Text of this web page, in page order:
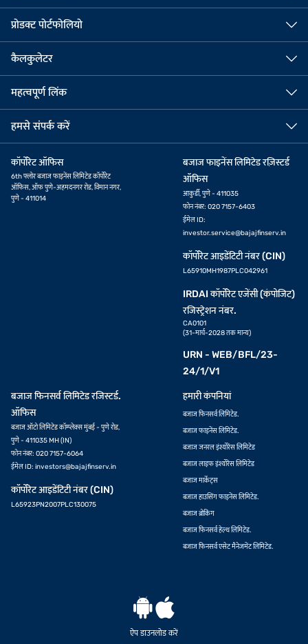
प्रोडक्ट पोर्टफोलियो
कैलकुलेटर
महत्वपूर्ण लिंक
हमसे संपर्क करें
कॉर्पोरेट ऑफिस
6th फ्लोर बजाज फाइनेंस लिमिटेड कॉर्पोरेट
ऑफिस, ऑफ पुणे-अहमदनगर रोड, विमान नगर,
पुणे - 411014
बजाज फाइनेंस लिमिटेड रज़िस्टर्ड
ऑफिस
आकुर्डी, पुणे - 411035
फोन नंबर: 020 7157-6403
ईमेल ID:
investor.service@bajajfinserv.in
कॉर्पोरेट आइडेंटिटी नंबर (CIN)
L65910MH1987PLC042961
IRDAI कॉर्पोरेट एजेंसी (कंपोजिट)
रजिस्ट्रेशन नंबर.
CA0101
(31-मार्च-2028 तक मान्य)
URN - WEB/BFL/23-
24/1/V1
बजाज फिनसर्व लिमिटेड रजिस्टर्ड.
ऑफिस
बजाज ऑटो लिमिटेड कॉम्प्लेक्स मुंबई - पुणे रोड,
पुणे - 411035 MH (IN)
फोन नंबर: 020 7157-6064
ईमेल ID: investors@bajajfinserv.in
कॉर्पोरेट आइडेंटिटी नंबर (CIN)
L65923PN2007PLC130075
हमारी कंपनियां
बजाज फिनसर्व लिमिटेड.
बजाज फाइनेंस लिमिटेड.
बजाज जनरल इंश्योरेंस लिमिटेड
बजाज लाइफ इंश्योरेंस लिमिटेड
बजाज मार्केट्स
बजाज हाउसिंग फाइनेंस लिमिटेड.
बजाज ब्रोकिंग
बजाज फिनसर्व हेल्थ लिमिटेड.
बजाज फिनसर्व एसेट मैनेजमेंट लिमिटेड.
ऐप डाउनलोड करें